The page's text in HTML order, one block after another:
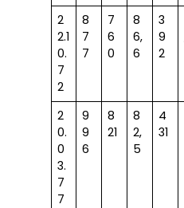
2
2.1
0.
7
2
8
7
7
7
6
0
8
6,
6
3
9
2
2
0.
0
3.
7
7
9
9
6
8
21
8
2,
5
4
31